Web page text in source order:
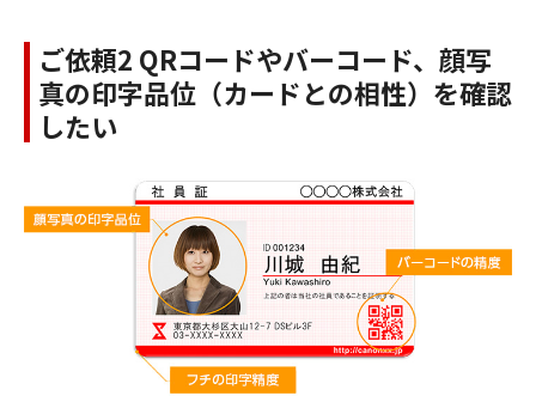
ご依頼2 QRコードやバーコード、顔写
真の印字品位（カードとの相性）を確認
したい